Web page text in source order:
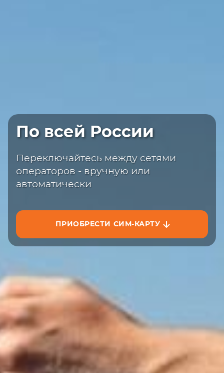
По всей России
Переключайтесь между сетями
операторов - вручную или
автоматически
ПРИОБРЕСТИ СИМ-КАРТУ
Быстрая доставка
сайте или на маркетплейсах
ЗАКАЗАТЬ НА САЙТЕ